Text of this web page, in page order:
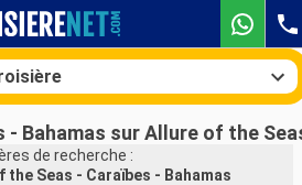
- Bahamas sur Allure of the
de recherche :
the Seas - Caraïbes - Bahamas